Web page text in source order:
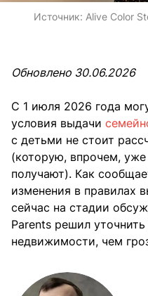
Источник: Alive Color
Обновлено 30.06.2026
С 1 июля 2026 года
условия выдачи
с детьми не стоит
(которую, впрочем,
получают). Как
изменения в правилах
сейчас на стадии
Parents решил
недвижимости, чем